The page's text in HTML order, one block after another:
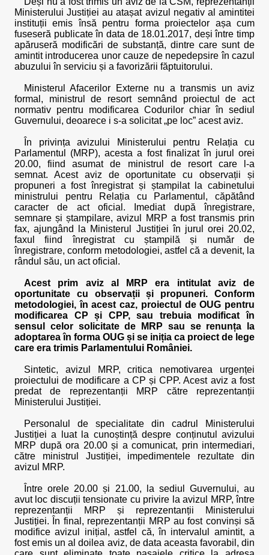
Ministerului Justiției au atașat avizul negativ al amintitei
instituții emis însă pentru forma proiectelor așa cum
fuseseră publicate în data de 18.01.2017, deși între timp
apăruseră modificări de substanță, dintre care sunt de
amintit introducerea unor cauze de nepedepsire în cazul
abuzului în serviciu și a favorizării făptuitorului.
Ministerul Afacerilor Externe nu a transmis un aviz
formal, ministrul de resort semnând proiectul de act
normativ pentru modificarea Codurilor chiar în sediul
Guvernului, deoarece i s-a solicitat „pe loc” acest aviz.
În privința avizului Ministerului pentru Relația cu
Parlamentul (MRP), acesta a fost finalizat în jurul orei
20.00, fiind asumat de ministrul de resort care l-a
semnat. Acest aviz de oportunitate cu observații și
propuneri a fost înregistrat și ștampilat la cabinetului
ministrului pentru Relația cu Parlamentul, căpătând
caracter de act oficial. Imediat după înregistrare,
semnare și ștampilare, avizul MRP a fost transmis prin
fax, ajungând la Ministerul Justiției în jurul orei 20.02,
faxul fiind înregistrat cu ștampilă și număr de
înregistrare, conform metodologiei, astfel că a devenit, la
rândul său, un act oficial.
Acest prim aviz al MRP era intitulat aviz de
oportunitate cu observații și propuneri. Conform
metodologiei, în acest caz, proiectul de OUG pentru
modificarea CP și CPP, sau trebuia modificat în
sensul celor solicitate de MRP sau se renunța la
adoptarea în forma OUG și se iniția ca proiect de lege
care era trimis Parlamentului României.
Sintetic, avizul MRP, critica nemotivarea urgenței
proiectului de modificare a CP și CPP. Acest aviz a fost
predat de reprezentanții MRP către reprezentanții
Ministerului Justiției.
Personalul de specialitate din cadrul Ministerului
Justiției a luat la cunoștință despre conținutul avizului
MRP după ora 20.00 și a comunicat, prin intermediari,
către ministrul Justiției, impedimentele rezultate din
avizul MRP.
Între orele 20.00 și 21.00, la sediul Guvernului, au
avut loc discuții tensionate cu privire la avizul MRP, între
reprezentanții MRP și reprezentanții Ministerului
Justiției. În final, reprezentanții MRP au fost convinși să
modifice avizul inițial, astfel că, în intervalul amintit, a
fost emis un al doilea aviz, de data aceasta favorabil, din